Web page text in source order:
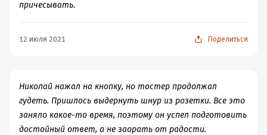
причесывать.
12 июля 2021 Поделиться
Николай нажал на кнопку, но тостер продолжал
гудеть. Пришлось выдернуть шнур из розетки. Все это
заняло какое-то время, поэтому он успел подготовить
достойный ответ, а не заорать от радости.